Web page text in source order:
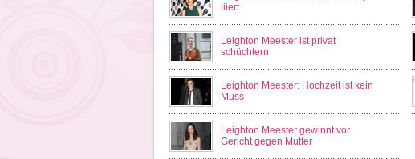
liiert
Leighton Meester ist privat
schüchtern
Leighton Meester: Hochzeit ist kein
Muss
Leighton Meester gewinnt vor
Gericht gegen Mutter